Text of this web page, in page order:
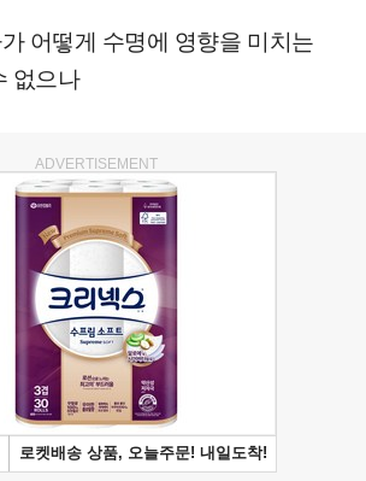
어떻게 수명에 영향을 미치는
없으나
ADVERTISEMENT